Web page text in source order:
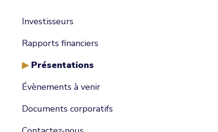
Investisseurs
Rapports financiers
Présentations
Évènements à venir
Documents corporatifs